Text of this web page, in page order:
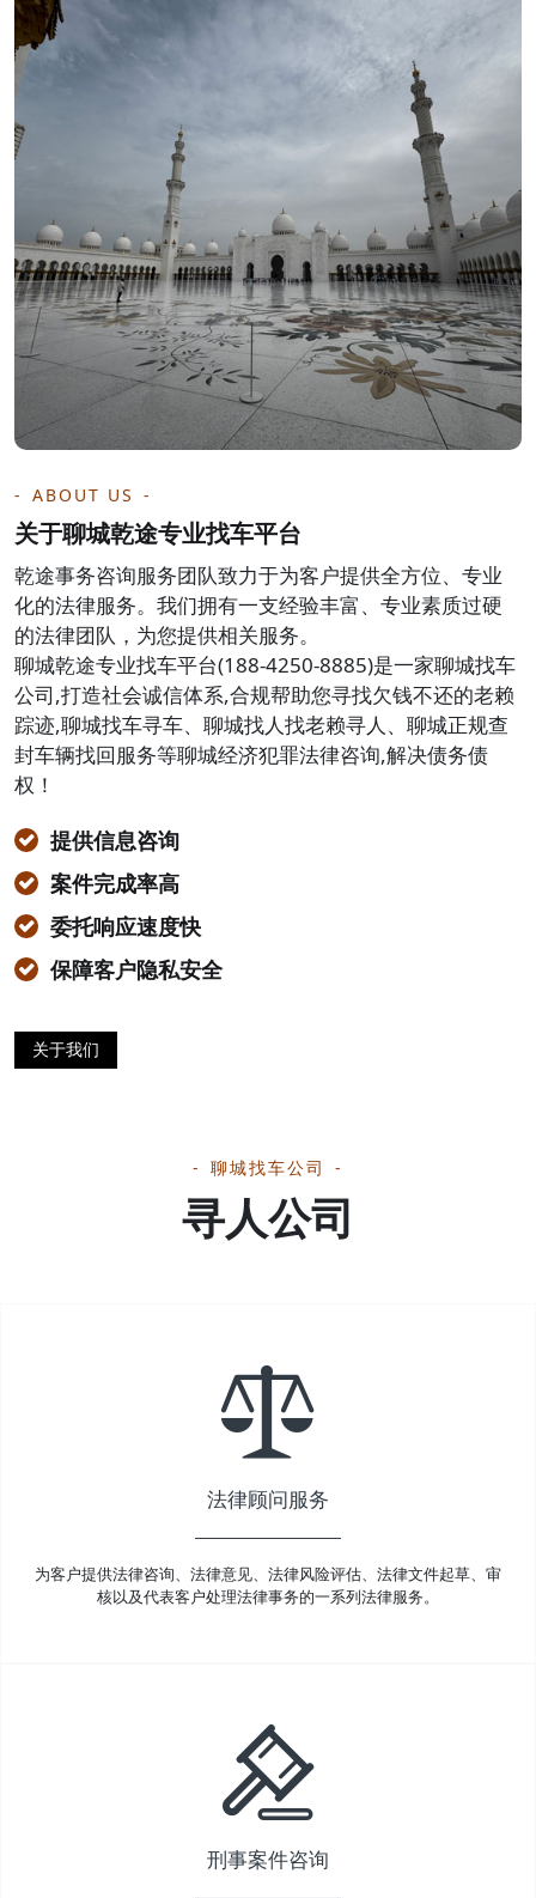
ABOUT US
关于聊城乾途专业找车平台
乾途事务咨询服务团队致力于为客户提供全方位、专业
化的法律服务。我们拥有一支经验丰富、专业素质过硬
的法律团队，为您提供相关服务。
聊城乾途专业找车平台(188-4250-8885)是一家聊城找车
公司,打造社会诚信体系,合规帮助您寻找欠钱不还的老赖
踪迹,聊城找车寻车、聊城找人找老赖寻人、聊城正规查
封车辆找回服务等聊城经济犯罪法律咨询,解决债务债
权！
提供信息咨询
案件完成率高
委托响应速度快
保障客户隐私安全
关于我们
聊城找车公司
寻人公司
法律顾问服务
为客户提供法律咨询、法律意见、法律风险评估、法律文件起草、审
核以及代表客户处理法律事务的一系列法律服务。
刑事案件咨询